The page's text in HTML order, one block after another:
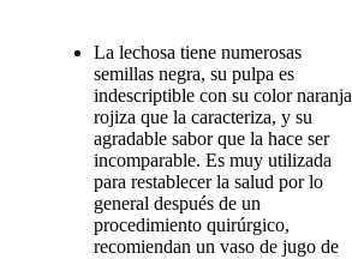
La lechosa tiene numerosas
semillas negra, su pulpa es
indescriptible con su color naranja
rojiza que la caracteriza, y su
agradable sabor que la hace ser
incomparable. Es muy utilizada
para restablecer la salud por lo
general después de un
procedimiento quirúrgico,
recomiendan un vaso de jugo de